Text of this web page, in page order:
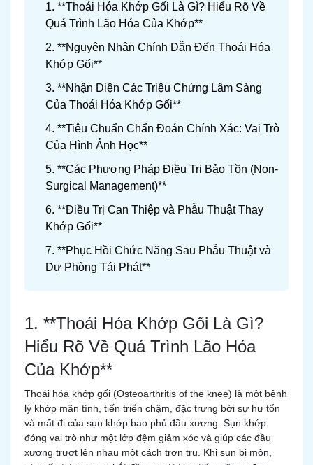
1. **Thoái Hóa Khớp Gối Là Gì? Hiểu Rõ Về
Quá Trình Lão Hóa Của Khớp**
2. **Nguyên Nhân Chính Dẫn Đến Thoái Hóa
Khớp Gối**
3. **Nhận Diện Các Triệu Chứng Lâm Sàng
Của Thoái Hóa Khớp Gối**
4. **Tiêu Chuẩn Chẩn Đoán Chính Xác: Vai Trò
Của Hình Ảnh Học**
5. **Các Phương Pháp Điều Trị Bảo Tồn (Non-
Surgical Management)**
6. **Điều Trị Can Thiệp và Phẫu Thuật Thay
Khớp Gối**
7. **Phục Hồi Chức Năng Sau Phẫu Thuật và
Dự Phòng Tái Phát**
1. **Thoái Hóa Khớp Gối Là Gì?
Hiểu Rõ Về Quá Trình Lão Hóa
Của Khớp**
Thoái hóa khớp gối (Osteoarthritis of the knee) là một bệnh
lý khớp mãn tính, tiến triển chậm, đặc trưng bởi sự hư tổn
và mất đi của sụn khớp bao phủ đầu xương. Sụn khớp
đóng vai trò như một lớp đệm giảm xóc và giúp các đầu
xương trượt lên nhau một cách trơn tru. Khi sụn bị mòn,